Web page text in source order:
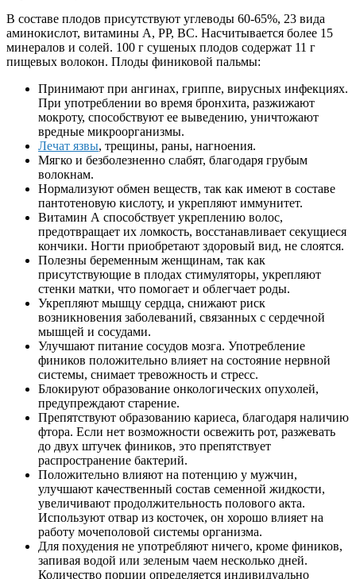
В составе плодов присутствуют углеводы 60-65%, 23 вида
аминокислот, витамины А, РР, ВС. Насчитывается более 15
минералов и солей. 100 г сушеных плодов содержат 11 г
пищевых волокон. Плоды финиковой пальмы:
Принимают при ангинах, гриппе, вирусных инфекциях.
При употреблении во время бронхита, разжижают
мокроту, способствуют ее выведению, уничтожают
вредные микроорганизмы.
Лечат язвы, трещины, раны, нагноения.
Мягко и безболезненно слабят, благодаря грубым
волокнам.
Нормализуют обмен веществ, так как имеют в составе
пантотеновую кислоту, и укрепляют иммунитет.
Витамин А способствует укреплению волос,
предотвращает их ломкость, восстанавливает секущиеся
кончики. Ногти приобретают здоровый вид, не слоятся.
Полезны беременным женщинам, так как
присутствующие в плодах стимуляторы, укрепляют
стенки матки, что помогает и облегчает роды.
Укрепляют мышцу сердца, снижают риск
возникновения заболеваний, связанных с сердечной
мышцей и сосудами.
Улучшают питание сосудов мозга. Употребление
фиников положительно влияет на состояние нервной
системы, снимает тревожность и стресс.
Блокируют образование онкологических опухолей,
предупреждают старение.
Препятствуют образованию кариеса, благодаря наличию
фтора. Если нет возможности освежить рот, разжевать
до двух штучек фиников, это препятствует
распространение бактерий.
Положительно влияют на потенцию у мужчин,
улучшают качественный состав семенной жидкости,
увеличивают продолжительность полового акта.
Используют отвар из косточек, он хорошо влияет на
работу мочеполовой системы организма.
Для похудения не употребляют ничего, кроме фиников,
запивая водой или зеленым чаем несколько дней.
Количество порции определяется индивидуально